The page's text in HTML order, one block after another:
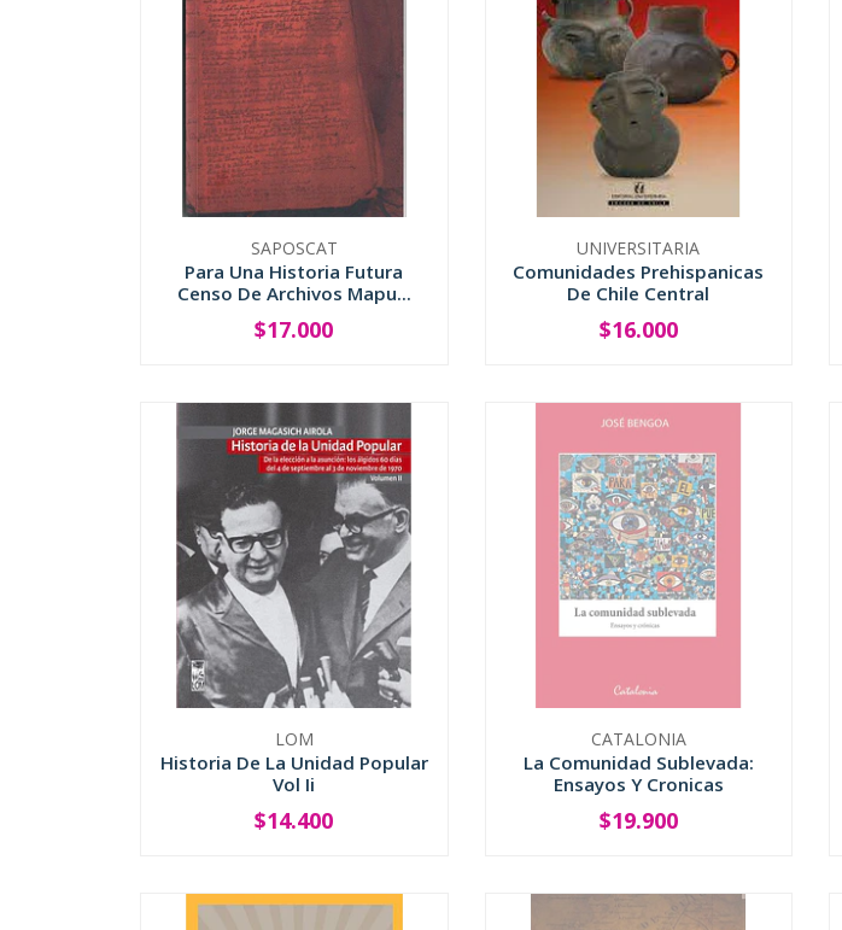
SAPOSCAT
Para Una Historia Futura
Censo De Archivos Mapu...
+
$17.000
UNIVERSITARIA
Comunidades Prehispanicas
De Chile Central
+
$16.000
LOM
Historia De La Unidad Popular
Vol Ii
+
$14.400
CATALONIA
La Comunidad Sublevada:
Ensayos Y Cronicas
SOLD OUT
$19.900